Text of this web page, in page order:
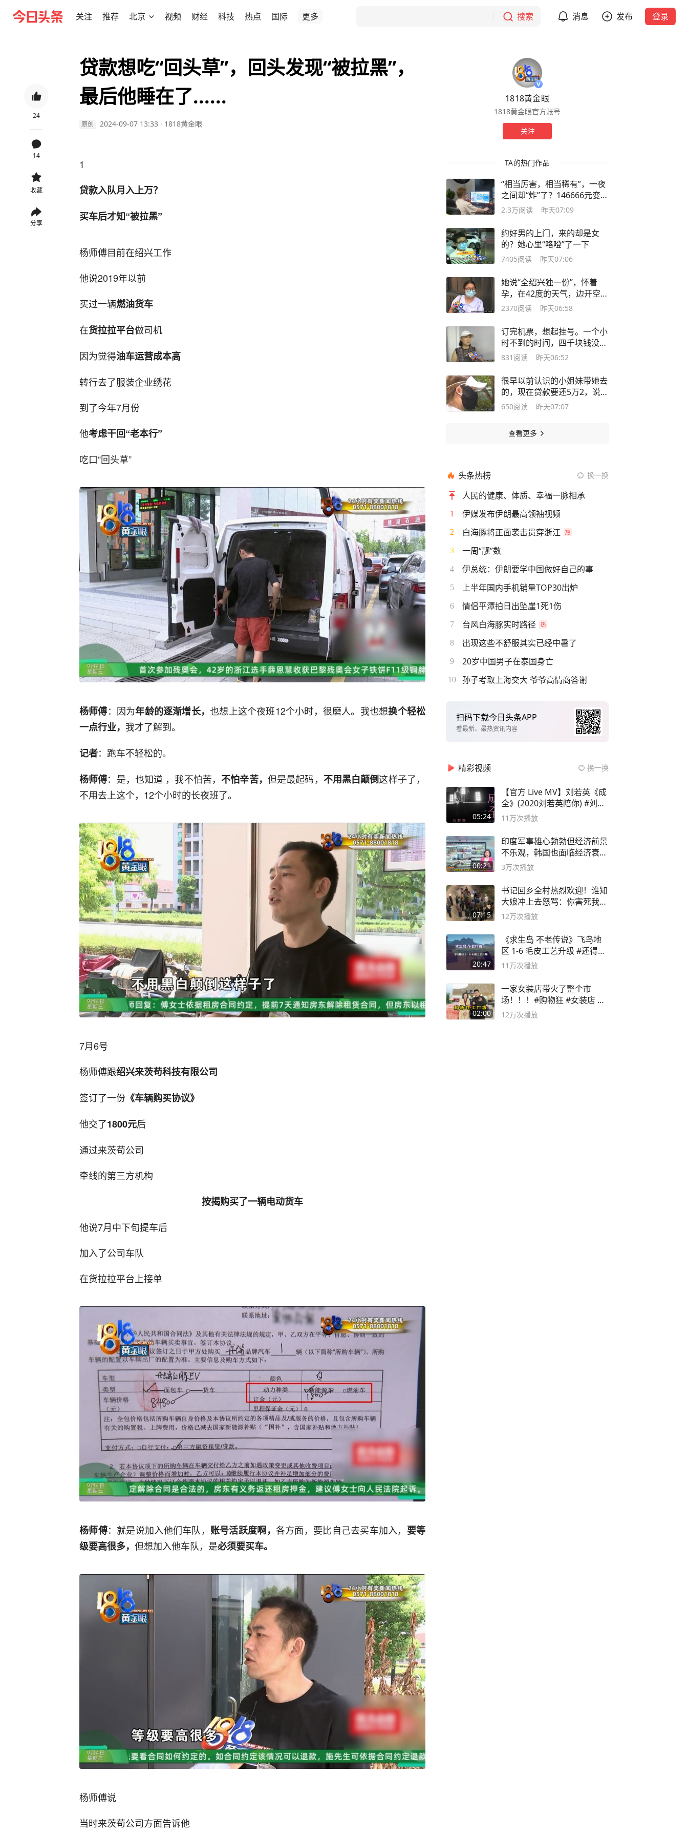
关注 推荐 北京 视频 财经 科技 热点 国际 更多 搜索 消息 发布 登录
24
14
收藏
分享
贷款想吃“回头草”，回头发现“被拉黑”，
最后他睡在了......
原创 2024-09-07 13:33 · 1818黄金眼
1
贷款入队月入上万？
买车后才知“被拉黑”
杨师傅目前在绍兴工作
他说2019年以前
买过一辆燃油货车
在货拉拉平台做司机
因为觉得油车运营成本高
转行去了服装企业绣花
到了今年7月份
他考虑干回“老本行”
吃口“回头草”
杨师傅：因为年龄的逐渐增长，也想上这个夜班12个小时，很磨人。我也想换个轻松
一点行业， 我才了解到。
记者：跑车不轻松的。
杨师傅：是，也知道 ，我不怕苦，不怕辛苦， 但是最起码， 不用黑白颠倒这样子了，
不用去上这个，12个小时的长夜班了。
7月6号
杨师傅跟绍兴来茨苟科技有限公司
签订了一份 《车辆购买协议》
他交了1800元后
通过来茨苟公司
牵线的第三方机构
按揭购买了一辆电动货车
他说7月中下旬提车后
加入了公司车队
在货拉拉平台上接单
杨师傅：就是说加入他们车队， 账号活跃度啊， 各方面，要比自己去买车加入， 要等
级要高很多， 但想加入他车队，是必须要买车。
杨师傅说
当时来茨苟公司方面告诉他
1818黄金眼
1818黄金眼官方账号
关注
TA的热门作品
“相当厉害，相当稀有”，一夜
之间却“炸”了？146666元变
8000元？
2.3万阅读 昨天07:09
约好男的上门，来的却是女
的？她心里“咯噔”了一下
7405阅读 昨天07:06
她说“全绍兴独一份”，怀着
孕，在42度的天气，边开空调
边开窗？
2370阅读 昨天06:58
订完机票，想起挂号。一个小
时不到的时间，四千块钱没
了...
831 阅读 昨天06:52
很早以前认识的小姐妹带她去
的，现在贷款要还5万2，说起
整件事，她只说“不知道”……
650阅读 昨天07:07
查看更多
头条热榜 换一换
人民的健康、体质、幸福一脉相承
1 伊媒发布伊朗最高领袖视频
2 白海豚将正面袭击贯穿浙江
3 一周“靓”数
4 伊总统：伊朗要学中国做好自己的事
5 上半年国内手机销量TOP30出炉
6 情侣平潭拍日出坠崖1死1伤
7 台风白海豚实时路径
8 出现这些不舒服其实已经中暑了
9 20岁中国男子在泰国身亡
10 孙子考取上海交大 爷爷高情商答谢
扫码下载今日头条APP
看最新、最热资讯内容
精彩视频 换一换
05:24
【官方 Live MV】刘若英《成
全》(2020刘若英陪你) #刘若
英 #成全
11万次播放
00:21
印度军事雄心勃勃但经济前景
不乐观，韩国也面临经济衰退
风险
3万次播放
07:15
书记回乡全村热烈欢迎！谁知
大娘冲上去怒骂：你害死我儿
子
12万次播放
20:47
《求生岛 不老传说》飞鸟地
区 1-6 毛皮工艺升级 #还得是
主机大作
11万次播放
02:00
一家女装店带火了整个市
场！！！#购物狂 #女装店 #
高品质女装
12万次播放